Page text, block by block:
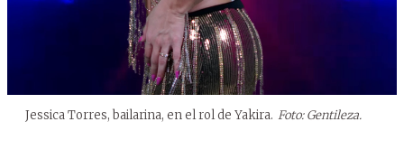
Jessica Torres, bailarina, en el rol de Yakira. Foto: Gentileza.